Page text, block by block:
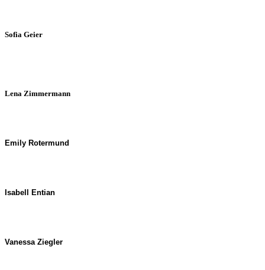
Sofia Geier
Lena Zimmermann
Emily Rotermund
Isabell Entian
Vanessa Ziegler